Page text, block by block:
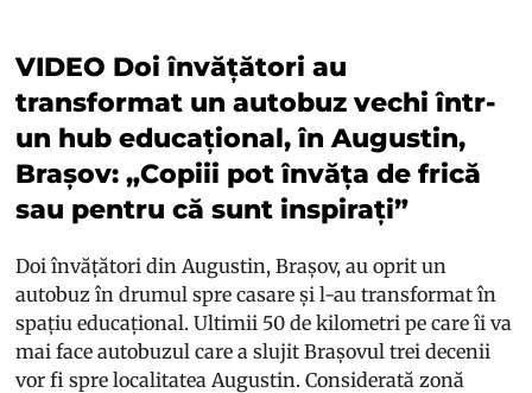
VIDEO Doi învățători au
transformat un autobuz vechi într-
un hub educațional, în Augustin,
Brașov: „Copiii pot învăța de frică
sau pentru că sunt inspirați”
Doi învățători din Augustin, Brașov, au oprit un
autobuz în drumul spre casare și l-au transformat în
spațiu educațional. Ultimii 50 de kilometri pe care îi va
mai face autobuzul care a slujit Brașovul trei decenii
vor fi spre localitatea Augustin. Considerată zonă